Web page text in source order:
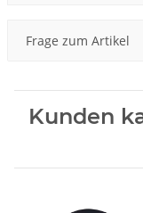
Frage zum Artikel
Kunden